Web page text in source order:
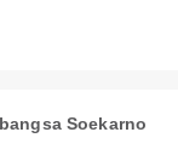
Soekarno